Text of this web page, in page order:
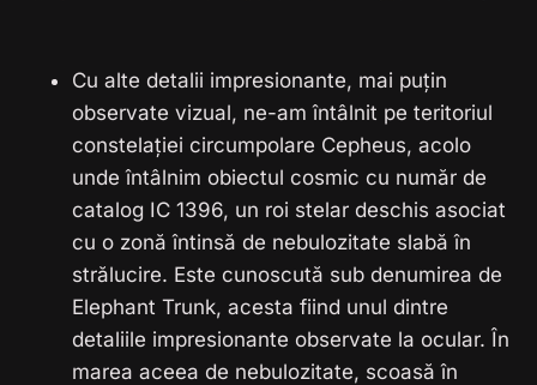
Cu alte detalii impresionante, mai puțin
observate vizual, ne-am întâlnit pe teritoriul
constelației circumpolare Cepheus, acolo
unde întâlnim obiectul cosmic cu număr de
catalog IC 1396, un roi stelar deschis asociat
cu o zonă întinsă de nebulozitate slabă în
strălucire. Este cunoscută sub denumirea de
Elephant Trunk, acesta fiind unul dintre
detaliile impresionante observate la ocular. În
marea aceea de nebulozitate, scoasă în